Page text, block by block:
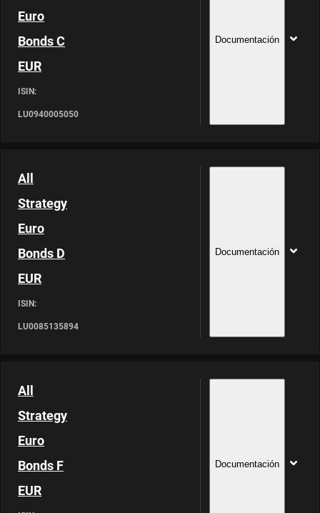
Euro
Bonds C
EUR
ISIN:
LU0940005050
Documentación
All
Strategy
Euro
Bonds D
EUR
ISIN:
LU0085135894
Documentación
All
Strategy
Euro
Bonds F
EUR
Documentación